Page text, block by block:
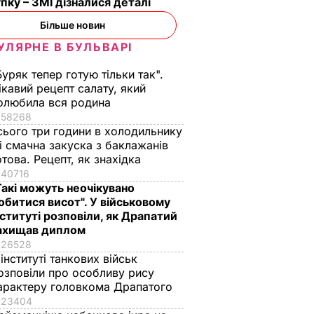
Рецептсекрет
6 серпня, 12.06
Більше новин
В БУЛЬВАРІ
тепер готую тільки так".
рецепт салату, який
вся родина
58268
три години в холодильнику
смачна закуска з баклажанів
Рецепт, як знахідка
40716
можуть неочікувано
висот". У військовому
розповіли, як Драпатий
диплом
26528
танкових військ
про особливу рису
головкома Драпатого
23404